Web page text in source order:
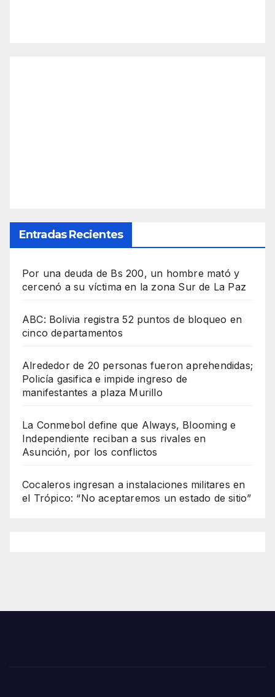
Entradas Recientes
Por una deuda de Bs 200, un hombre mató y
cercenó a su víctima en la zona Sur de La Paz
ABC: Bolivia registra 52 puntos de bloqueo en
cinco departamentos
Alrededor de 20 personas fueron aprehendidas;
Policía gasifica e impide ingreso de
manifestantes a plaza Murillo
La Conmebol define que Always, Blooming e
Independiente reciban a sus rivales en
Asunción, por los conflictos
Cocaleros ingresan a instalaciones militares en
el Trópico: “No aceptaremos un estado de sitio”